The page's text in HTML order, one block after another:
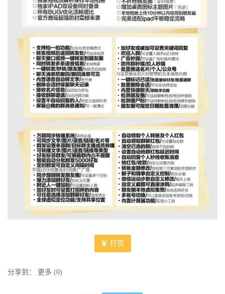
打赏
分享到： 更多 (0)